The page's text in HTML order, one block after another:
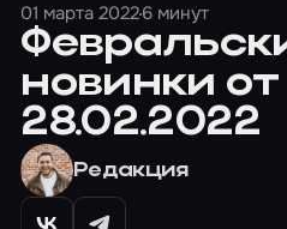
01 марта 20226 минут
новинки от
28.02.2022
Редакция